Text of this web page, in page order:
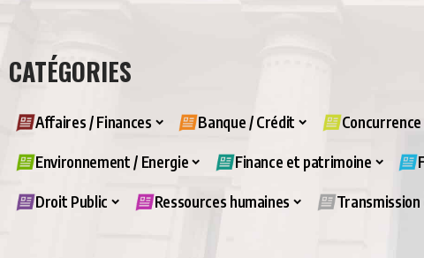
CATÉGORIES
Affaires / Finances Banque / Crédit
Environnement / Energie Finance et patrimoine
Droit Public Ressources humaines Transmission